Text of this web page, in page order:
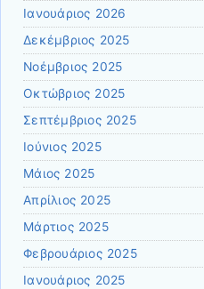
Ιανουάριος 2026
Δεκέμβριος 2025
Νοέμβριος 2025
Οκτώβριος 2025
Σεπτέμβριος 2025
Ιούνιος 2025
Μάιος 2025
Απρίλιος 2025
Μάρτιος 2025
Φεβρουάριος 2025
Ιανουάριος 2025